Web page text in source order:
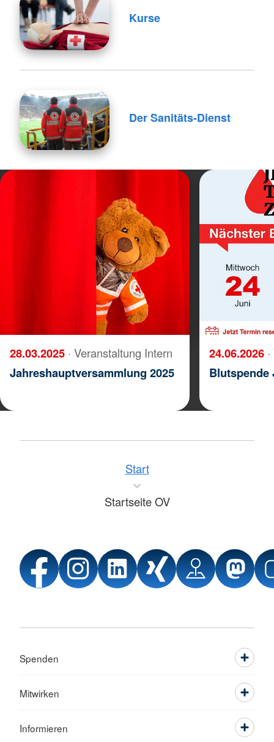
Kurse
Der Sanitäts-Dienst
28.03.2025 · Veranstaltung Intern
Jahreshauptversammlung 2025
24.06.2026
Blutspende
Start
Startseite OV
Spenden
Mitwirken
Informieren